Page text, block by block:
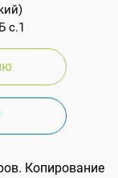
с.1
Копирование